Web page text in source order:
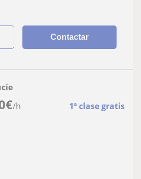
Contactar
€/h 1ª clase gratis